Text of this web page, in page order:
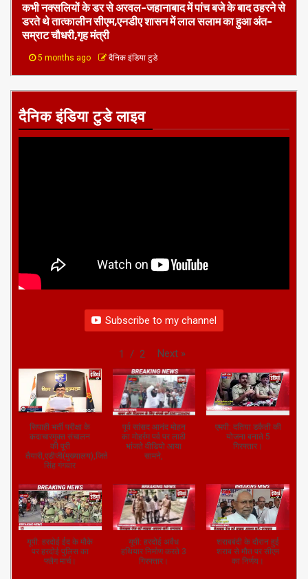
कभी नक्सलियों के डर से अरवल-जहानाबाद में पांच बजे के बाद ठहरने से
डरते थे तात्कालीन सीएम,एनडीए शासन में लाल सलाम का हुआ अंत-
सम्राट चौधरी,गृह मंत्री
5 months ago दैनिक इंडिया टुडे
दैनिक इंडिया टुडे लाइव
Subscribe to my channel
1 / 2 Next »
सिपाही भर्ती परीक्षा के
कदाचारमुक्त संचालन
की पूरी
तैयारी,एडीजी(मुख्यालय),जितेंद्र
सिंह गंगवार
पूर्व सांसद आनंद मोहन
का मोहर्रम पर्व पर लाठी
भांजते वीडियो आया
सामने,
एमपी: दतिया डकैती की
योजना बनाते 5
गिरफ्तार।
यूपी: हरदोई ईद के मौके
पर हरदोई पुलिस का
फ्लैग मार्च।
यूपी: हरदोई अवैध
हथियार निर्माण करते 3
गिरफ्तार।
शराबबंदी के दौरान हुई
शराब से मौत पर सीएम
का निर्णय।